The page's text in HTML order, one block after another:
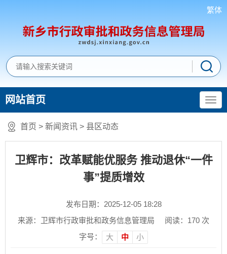
繁体
网站首页
首页 > 新闻资讯 > 县区动态
卫辉市：改革赋能优服务 推动退休“一件
事”提质增效
发布日期：2025-12-05 18:28
来源：卫辉市行政审批和政务信息管理局
阅读： 170 次
字号：
大 中 小